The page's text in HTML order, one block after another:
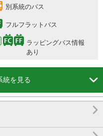
別系統のバス
フルフラットバス
ラッピングバス情報
あり
統を見る 
